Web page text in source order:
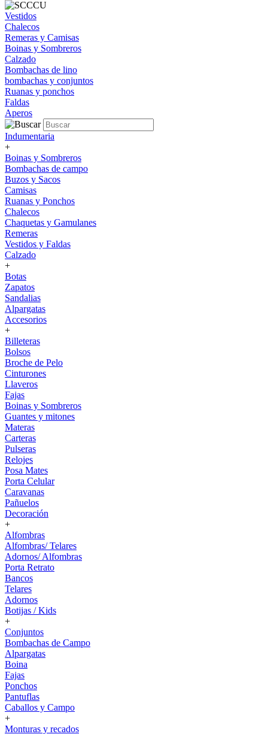
Vestidos
Chalecos
Remeras y Camisas
Boinas y Sombreros
Calzado
Bombachas de lino
bombachas y conjuntos
Ruanas y ponchos
Faldas
Aperos
Indumentaria
+
Boinas y Sombreros
Bombachas de campo
Buzos y Sacos
Camisas
Ruanas y Ponchos
Chalecos
Chaquetas y Gamulanes
Remeras
Vestidos y Faldas
Calzado
+
Botas
Zapatos
Sandalias
Alpargatas
Accesorios
+
Billeteras
Bolsos
Broche de Pelo
Cinturones
Llaveros
Fajas
Boinas y Sombreros
Guantes y mitones
Materas
Carteras
Pulseras
Relojes
Posa Mates
Porta Celular
Caravanas
Pañuelos
Decoración
+
Alfombras
Alfombras/ Telares
Adornos/ Alfombras
Porta Retrato
Bancos
Telares
Adornos
Botijas / Kids
+
Conjuntos
Bombachas de Campo
Alpargatas
Boina
Fajas
Ponchos
Pantuflas
Caballos y Campo
+
Monturas y recados